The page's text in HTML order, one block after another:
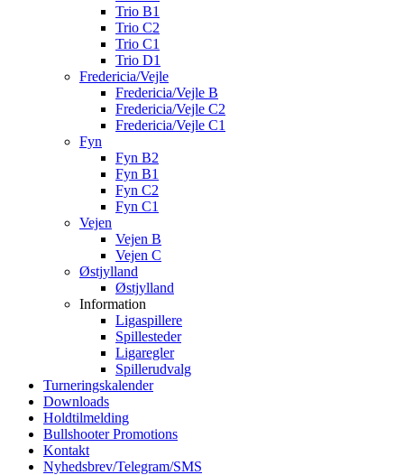
Trio B1
Trio C2
Trio C1
Trio D1
Fredericia/Vejle
Fredericia/Vejle B
Fredericia/Vejle C2
Fredericia/Vejle C1
Fyn
Fyn B2
Fyn B1
Fyn C2
Fyn C1
Vejen
Vejen B
Vejen C
Østjylland
Østjylland
Information
Ligaspillere
Spillesteder
Ligaregler
Spillerudvalg
Turneringskalender
Downloads
Holdtilmelding
Bullshooter Promotions
Kontakt
Nyhedsbrev/Telegram/SMS